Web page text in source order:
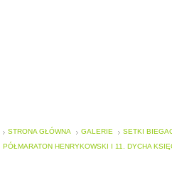
STRONA GŁÓWNA GALERIE
SETKI
PÓŁMARATON HENRYKOWSKI I 11. DYCHA